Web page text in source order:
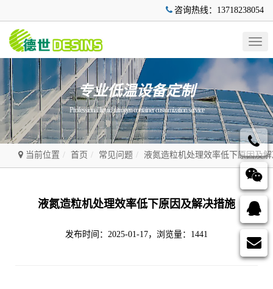
咨询热线：13718238054
专业低温设备定制
Professional liquid nitrogen container customization service
当前位置 首页 常见问题 液氮造粒机处理效率低下原因及
液氮造粒机处理效率低下原因及解决措施
发布时间：2025-01-17，浏览量：1441